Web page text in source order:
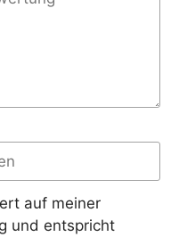
auf meiner
und entspricht